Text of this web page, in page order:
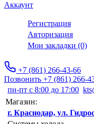
Аккаунт
Регистрация
Авторизация
Мои закладки (0)
+7 (861) 266-43-66
Позвонить +7 (861) 266-
пн-пт с 8:00 до 17:00
Магазин:
г. Краснодар, ул.